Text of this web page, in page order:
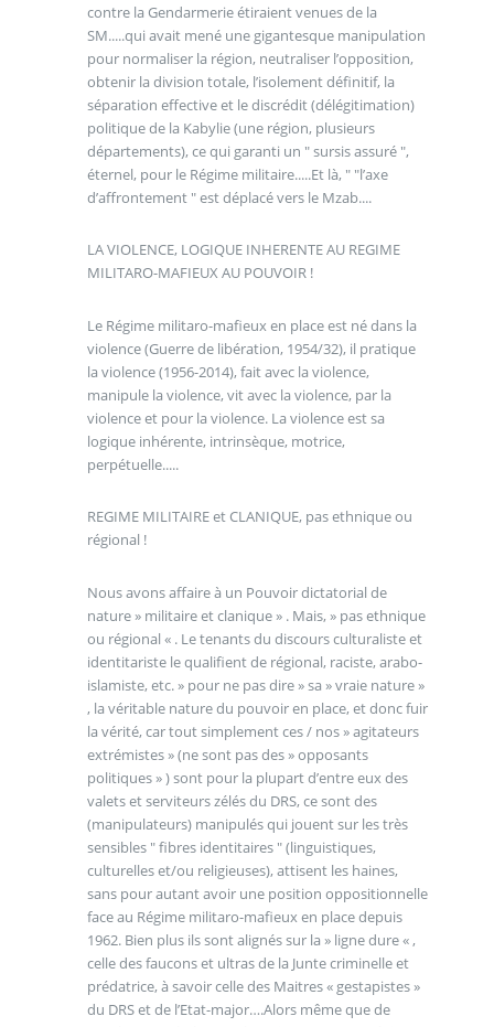
contre la Gendarmerie étiraient venues de la
SM.....qui avait mené une gigantesque manipulation
pour normaliser la région, neutraliser l’opposition,
obtenir la division totale, l’isolement définitif, la
séparation effective et le discrédit (délégitimation)
politique de la Kabylie (une région, plusieurs
départements), ce qui garanti un " sursis assuré ",
éternel, pour le Régime militaire.....Et là, " "l’axe
d’affrontement " est déplacé vers le Mzab....
LA VIOLENCE, LOGIQUE INHERENTE AU REGIME
MILITARO-MAFIEUX AU POUVOIR !
Le Régime militaro-mafieux en place est né dans la
violence (Guerre de libération, 1954/32), il pratique
la violence (1956-2014), fait avec la violence,
manipule la violence, vit avec la violence, par la
violence et pour la violence. La violence est sa
logique inhérente, intrinsèque, motrice,
perpétuelle.....
REGIME MILITAIRE et CLANIQUE, pas ethnique ou
régional !
Nous avons affaire à un Pouvoir dictatorial de
nature » militaire et clanique » . Mais, » pas ethnique
ou régional « . Le tenants du discours culturaliste et
identitariste le qualifient de régional, raciste, arabo-
islamiste, etc. » pour ne pas dire » sa » vraie nature »
, la véritable nature du pouvoir en place, et donc fuir
la vérité, car tout simplement ces / nos » agitateurs
extrémistes » (ne sont pas des » opposants
politiques » ) sont pour la plupart d’entre eux des
valets et serviteurs zélés du DRS, ce sont des
(manipulateurs) manipulés qui jouent sur les très
sensibles " fibres identitaires " (linguistiques,
culturelles et/ou religieuses), attisent les haines,
sans pour autant avoir une position oppositionnelle
face au Régime militaro-mafieux en place depuis
1962. Bien plus ils sont alignés sur la » ligne dure « ,
celle des faucons et ultras de la Junte criminelle et
prédatrice, à savoir celle des Maitres « gestapistes »
du DRS et de l’Etat-major….Alors même que de